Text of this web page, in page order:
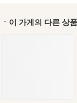
ㆍ이 가게의 다른 상품